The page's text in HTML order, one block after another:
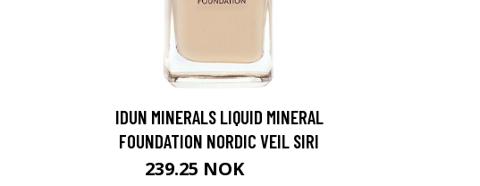
IDUN MINERALS LIQUID MINERAL
FOUNDATION NORDIC VEIL SIRI
239.25 NOK